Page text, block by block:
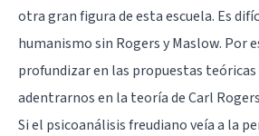
otra gran figura de esta escuela. Es
humanismo sin Rogers y Maslow. Por
profundizar en las propuestas teóricas
adentrarnos en la teoría de Carl
Si el psicoanálisis freudianoveía a la